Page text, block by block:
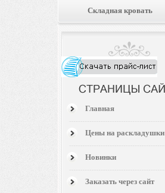
Складная кровать
Главная
Цены на раскладушки
Новинки
Заказать через сайт